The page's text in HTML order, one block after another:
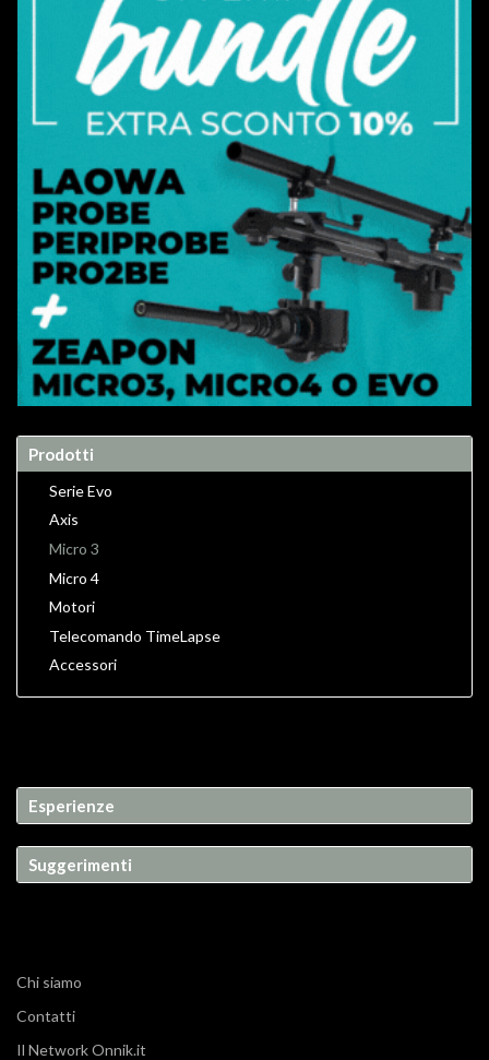
Prodotti
Serie Evo
Axis
Micro 3
Micro 4
Motori
Telecomando TimeLapse
Accessori
Esperienze
Suggerimenti
Chi siamo
Contatti
Il Network Onnik.it